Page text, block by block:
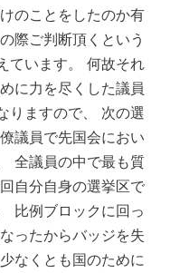
のことをしたのか有
際ご判断頂くという
ています。 何故それ
に力を尽くした議員
りますので、 次の選
議員で先国会におい
全議員の中で最も質
自分自身の選挙区で
比例ブロックに回っ
ったからバッジを失
なくとも国のために